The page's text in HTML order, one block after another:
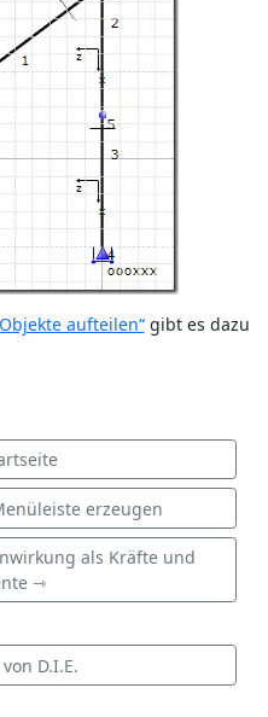
aufteilen“gibt es dazu
erzeugen
als Kräfte und
⇾
D.I.E.